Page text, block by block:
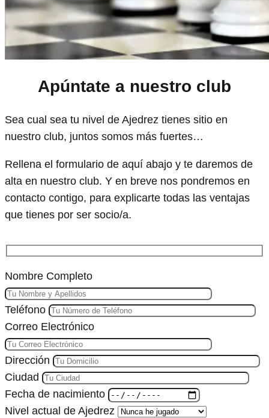
Apúntate a nuestro club
Sea cual sea tu nivel de Ajedrez tienes sitio en
nuestro club, juntos somos más fuertes…
Rellena el formulario de aquí abajo y te daremos de
alta en nuestro club. Y en breve nos pondremos en
contacto contigo, para explicarte todas las ventajas
que tienes por ser socio/a.
Nombre Completo
Teléfono
Correo Electrónico
Dirección
Ciudad
Fecha de nacimiento
Nivel actual de Ajedrez